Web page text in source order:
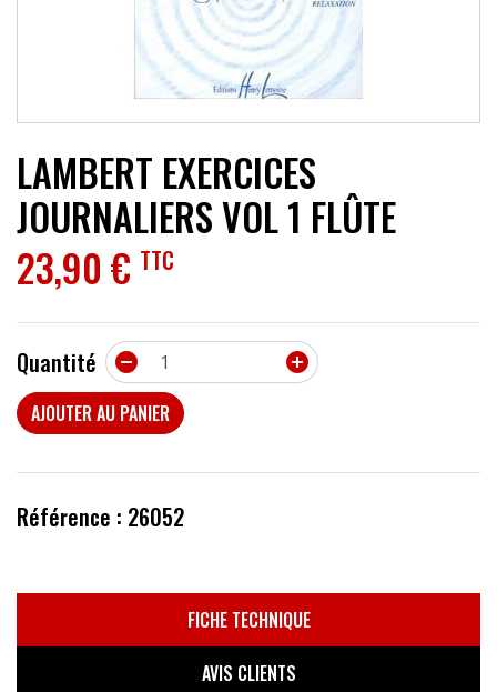
LAMBERT EXERCICES
JOURNALIERS VOL 1 FLÛTE
23,90 € TTC
Quantité 

AJOUTER AU PANIER
Référence : 26052
FICHE TECHNIQUE
AVIS CLIENTS
ACCESSOIRES
EFFETS
PROMOTIONS